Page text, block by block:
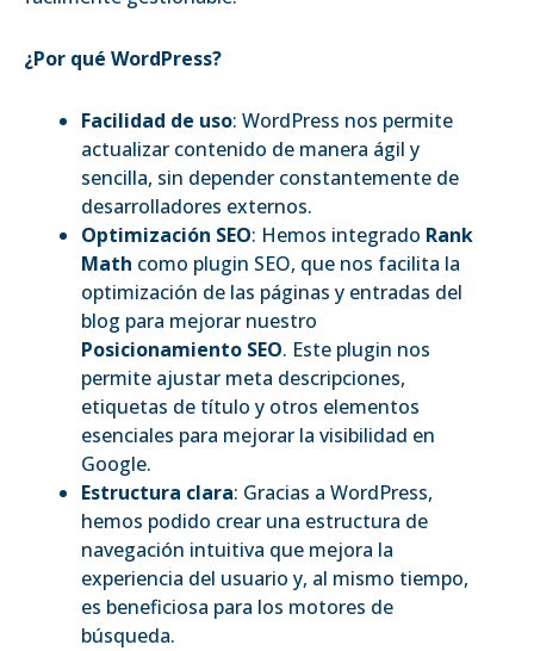
¿Por qué WordPress?
Facilidad de uso: WordPress nos permite
actualizar contenido de manera ágil y
sencilla, sin depender constantemente de
desarrolladores externos.
Optimización SEO: Hemos integrado Rank
Math como plugin SEO, que nos facilita la
optimización de las páginas y entradas del
blog para mejorar nuestro
Posicionamiento SEO. Este plugin nos
permite ajustar meta descripciones,
etiquetas de título y otros elementos
esenciales para mejorar la visibilidad en
Google.
Estructura clara: Gracias a WordPress,
hemos podido crear una estructura de
navegación intuitiva que mejora la
experiencia del usuario y, al mismo tiempo,
es beneficiosa para los motores de
búsqueda.